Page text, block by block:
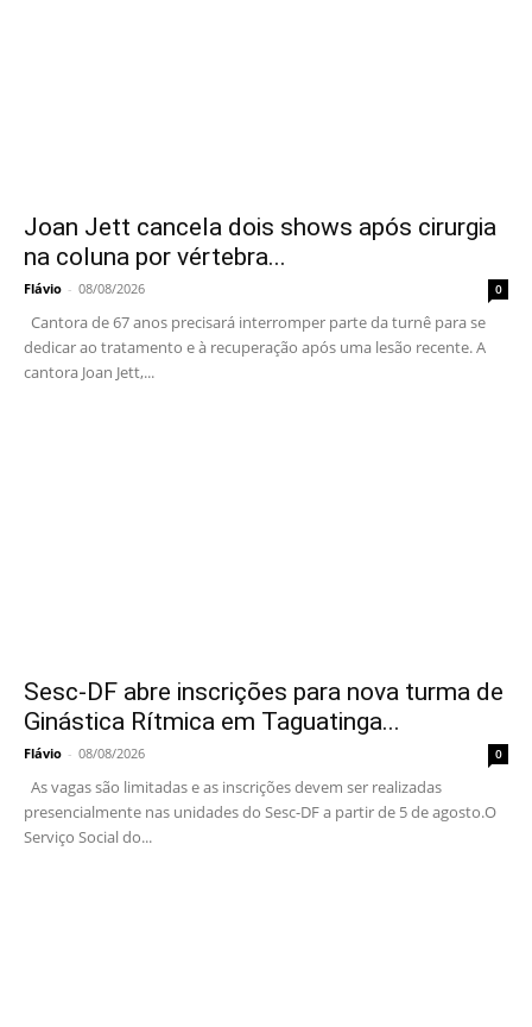
Joan Jett cancela dois shows após cirurgia
na coluna por vértebra...
Flávio - 08/08/2026 0
Cantora de 67 anos precisará interromper parte da turnê para se
dedicar ao tratamento e à recuperação após uma lesão recente. A
cantora Joan Jett,...
Sesc-DF abre inscrições para nova turma de
Ginástica Rítmica em Taguatinga...
Flávio - 08/08/2026 0
As vagas são limitadas e as inscrições devem ser realizadas
presencialmente nas unidades do Sesc-DF a partir de 5 de agosto.O
Serviço Social do...